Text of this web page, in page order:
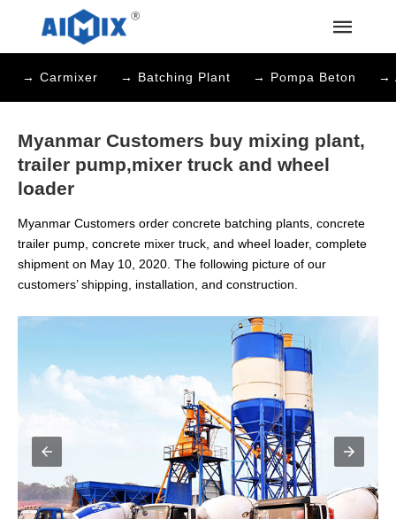
→ Carmixer → Batching Plant → Pompa Beton →
Myanmar Customers buy mixing plant,
trailer pump,mixer truck and wheel
loader
Myanmar Customers order concrete batching plants, concrete
trailer pump, concrete mixer truck, and wheel loader, complete
shipment on May 10, 2020. The following picture of our
customers’ shipping, installation, and construction.